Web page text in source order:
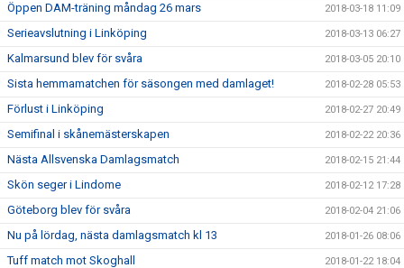
Öppen DAM-träning måndag 26 mars 2018-03-18 11:09
Serieavslutning i Linköping 2018-03-13 06:27
Kalmarsund blev för svåra 2018-03-05 20:10
Sista hemmamatchen för säsongen med damlaget! 2018-02-28 05:53
Förlust i Linköping 2018-02-27 20:49
Semifinal i skånemästerskapen 2018-02-22 20:36
Nästa Allsvenska Damlagsmatch 2018-02-15 21:44
Skön seger i Lindome 2018-02-12 17:28
Göteborg blev för svåra 2018-02-04 21:06
Nu på lördag, nästa damlagsmatch kl 13 2018-01-26 08:06
Tuff match mot Skoghall 2018-01-22 18:04